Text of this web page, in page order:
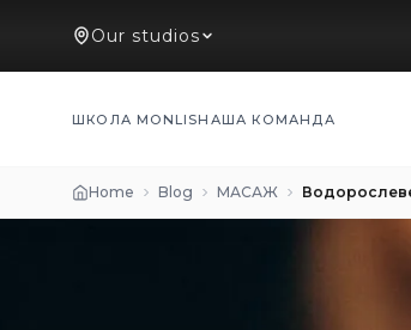
Our studios
ШКОЛА MONLISНАША КОМАНДА
Home Blog МАСАЖ